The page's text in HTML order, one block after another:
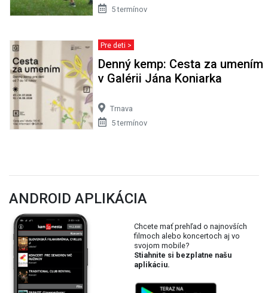
5 termínov
Pre deti >
Denný kemp: Cesta za umením
v Galérii Jána Koniarka
Trnava
5 termínov
ANDROID APLIKÁCIA
Chcete mať prehľad o najnovších
filmoch alebo koncertoch aj vo
svojom mobile?
Stiahnite si bezplatne našu
aplikáciu.